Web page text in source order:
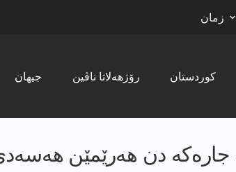
زمان
جیھان رۆژھەلاتا ناڤین کوردستان
جارەکە دن هەرێمێن